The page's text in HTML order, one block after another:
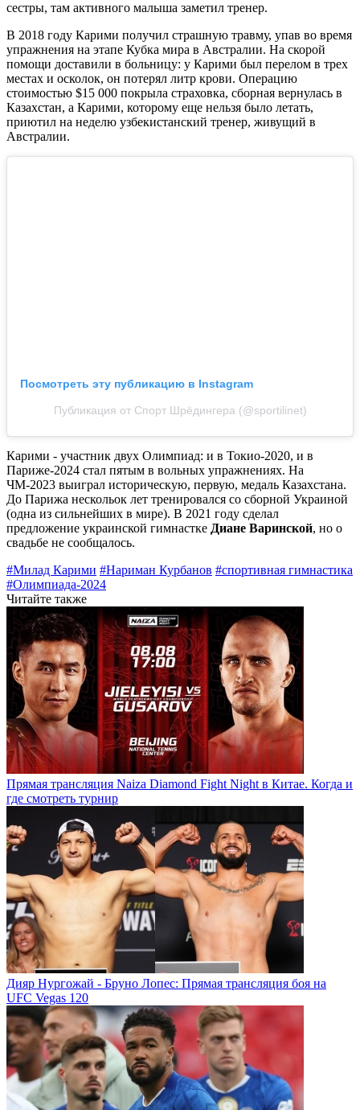
сестры, там активного малыша заметил тренер.
В 2018 году Карими получил страшную травму, упав во время
упражнения на этапе Кубка мира в Австралии. На скорой
помощи доставили в больницу: у Карими был перелом в трех
местах и осколок, он потерял литр крови. Операцию
стоимостью $15 000 покрыла страховка, сборная вернулась в
Казахстан, а Карими, которому еще нельзя было летать,
приютил на неделю узбекистанский тренер, живущий в
Австралии.
Посмотреть эту публикацию в Instagram
Публикация от Спорт Шрёдингера (@sportilinet)
Карими - участник двух Олимпиад: и в Токио-2020, и в
Париже-2024 стал пятым в вольных упражнениях. На
ЧМ-2023 выиграл историческую, первую, медаль Казахстана.
До Парижа нескольок лет тренировался со сборной Украиной
(одна из сильнейших в мире). В 2021 году сделал
предложение украинской гимнастке Диане Варинской, но о
свадьбе не сообщалось.
#Милад Карими #Нариман Курбанов #спортивная гимнастика
#Олимпиада-2024
Читайте также
Прямая трансляция Naiza Diamond Fight Night в Китае. Когда и
где смотреть турнир
Дияр Нургожай - Бруно Лопес: Прямая трансляция боя на
UFC Vegas 120